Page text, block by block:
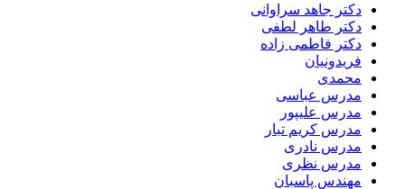
دکتر جاهد سراوانی
دکتر طاهر لطفی
دکتر فاطمی زاده
فریدونیان
محمدی
مدرس عباسی
مدرس علیپور
مدرس کریم تبار
مدرس نادری
مدرس نظری
مهندس پاسبان